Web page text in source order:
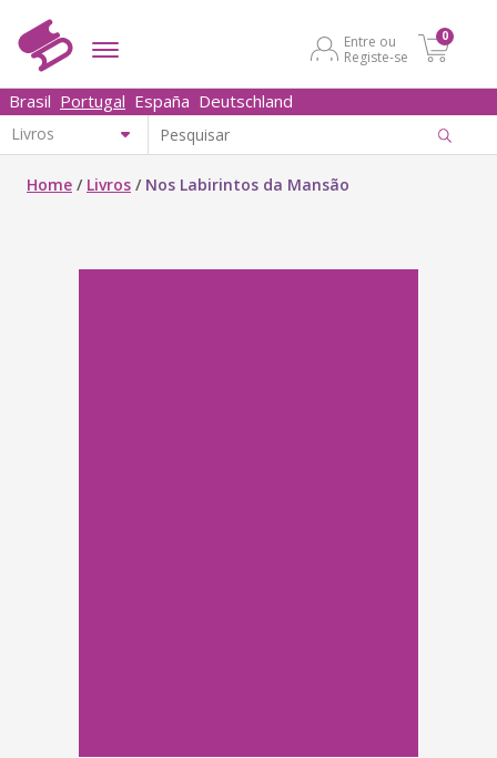
Entre ou
Registe-se
0
Brasil Portugal España Deutschland
Home / Livros / Nos Labirintos da Mansão